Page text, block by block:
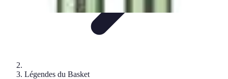
Légendes du Basket